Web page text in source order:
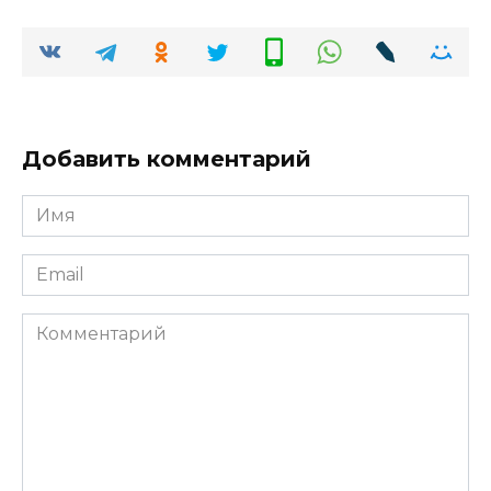
Добавить комментарий
Имя
*
Email
*
Комментарий